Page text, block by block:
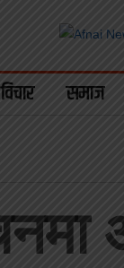
विचार समाज